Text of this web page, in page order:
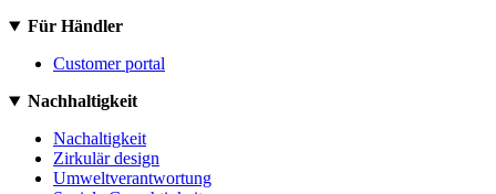
Für Händler
Customer portal
Nachhaltigkeit
Nachaltigkeit
Zirkulär design
Umweltverantwortung